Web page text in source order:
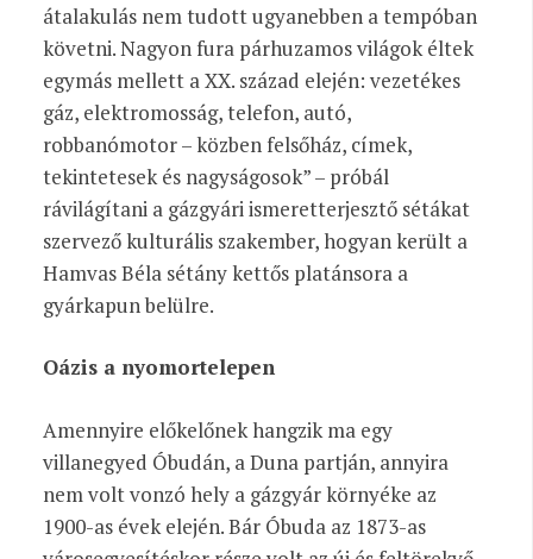
átalakulás nem tudott ugyanebben a tempóban
követni. Nagyon fura párhuzamos világok éltek
egymás mellett a XX. század elején: vezetékes
gáz, elektromosság, telefon, autó,
robbanómotor – közben felsőház, címek,
tekintetesek és nagyságosok” – próbál
rávilágítani a gázgyári ismeretterjesztő sétákat
szervező kulturális szakember, hogyan került a
Hamvas Béla sétány kettős platánsora a
gyárkapun belülre.
Oázis a nyomortelepen
Amennyire előkelőnek hangzik ma egy
villanegyed Óbudán, a Duna partján, annyira
nem volt vonzó hely a gázgyár környéke az
1900-as évek elején. Bár Óbuda az 1873-as